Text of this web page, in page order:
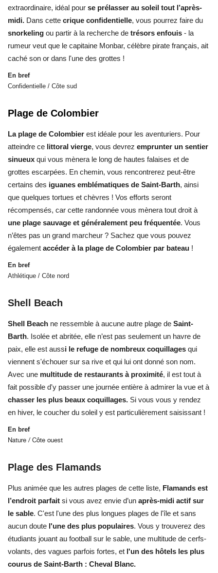
extraordinaire, idéal pour se prélasser au soleil tout l’après-
midi. Dans cette crique confidentielle, vous pourrez faire du
snorkeling ou partir à la recherche de trésors enfouis - la
rumeur veut que le capitaine Monbar, célèbre pirate français, ait
caché son or dans l'une des grottes !
En bref
Confidentielle / Côte sud
Plage de Colombier
La plage de Colombier est idéale pour les aventuriers. Pour
atteindre ce littoral vierge, vous devrez emprunter un sentier
sinueux qui vous mènera le long de hautes falaises et de
grottes escarpées. En chemin, vous rencontrerez peut-être
certains des iguanes emblématiques de Saint-Barth, ainsi
que quelques tortues et chèvres ! Vos efforts seront
récompensés, car cette randonnée vous mènera tout droit à
une plage sauvage et généralement peu fréquentée. Vous
n’êtes pas un grand marcheur ? Sachez que vous pouvez
également accéder à la plage de Colombier par bateau !
En bref
Athlétique / Côte nord
Shell Beach
Shell Beach ne ressemble à aucune autre plage de Saint-
Barth. Isolée et abritée, elle n’est pas seulement un havre de
paix, elle est aussi le refuge de nombreux coquillages qui
viennent s'échouer sur sa rive et qui lui ont donné son nom.
Avec une multitude de restaurants à proximité, il est tout à
fait possible d'y passer une journée entière à admirer la vue et à
chasser les plus beaux coquillages. Si vous vous y rendez
en hiver, le coucher du soleil y est particulièrement saisissant !
En bref
Nature / Côte ouest
Plage des Flamands
Plus animée que les autres plages de cette liste, Flamands est
l’endroit parfait si vous avez envie d’un après-midi actif sur
le sable. C'est l'une des plus longues plages de l'île et sans
aucun doute l'une des plus populaires. Vous y trouverez des
étudiants jouant au football sur le sable, une multitude de cerfs-
volants, des vagues parfois fortes, et l'un des hôtels les plus
courus de Saint-Barth : Cheval Blanc.